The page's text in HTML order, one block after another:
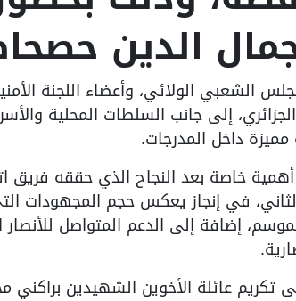
جمال الدين
الولائي، وأعضاء اللجنة
إلى جانب السلطات المحلية
مميزة داخل المدرجات.
خاصة بعد النجاح الذي حققه فريق
في إنجاز يعكس حجم المجهودات
إضافة إلى الدعم المتواصل للأنصار
تكريم عائلة الأخوين الشهيدين براكني